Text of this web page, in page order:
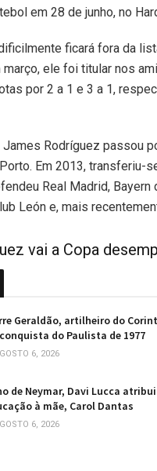
em 28 de junho, no
ficará fora da
março, ele foi titular nos
por 2 a 1 e 3 a 1,
James Rodríguez passou
Em 2013, transferiu-
Real Madrid, Bayern
León e, mais
vai a Copa
Geraldão, artilheiro do
do Paulista de 1977
6, 2026
de Neymar, Davi Lucca atribui
à mãe, Carol Dantas
6, 2026